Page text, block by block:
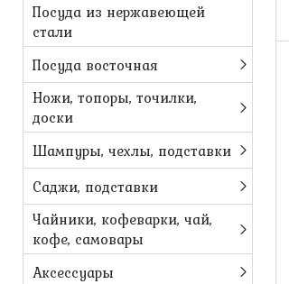
Посуда из нержавеющей
стали
Посуда восточная
Ножи, топоры, точилки,
доски
Шампуры, чехлы, подставки
Саджи, подставки
Чайники, кофеварки, чай,
кофе, самовары
Аксессуары